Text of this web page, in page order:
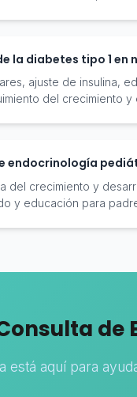
la diabetes tipo 1 en
ajuste de insulina,
del crecimiento y
endocrinología
del crecimiento y
y educación para
está aquí para